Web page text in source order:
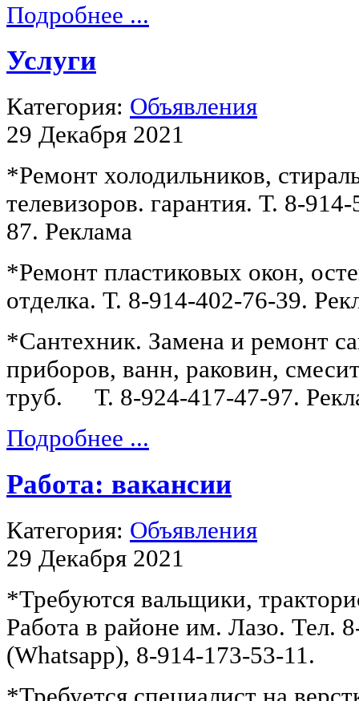
Подробнее ...
Услуги
Категория: Объявления
29 Декабря 2021
*Ремонт холодильников,
телевизоров. гарантия. Т. 8-
87. Реклама
*Ремонт пластиковых окон,
отделка. Т. 8-914-402-76-39.
*Сантехник. Замена и ремонт
приборов, ванн, раковин,
труб. Т. 8-924-417-47-97.
Подробнее ...
Работа: вакансии
Категория: Объявления
29 Декабря 2021
*Требуются вальщики,
Работа в районе им. Лазо. Тел.
(Whatsapp), 8-914-173-53-11.